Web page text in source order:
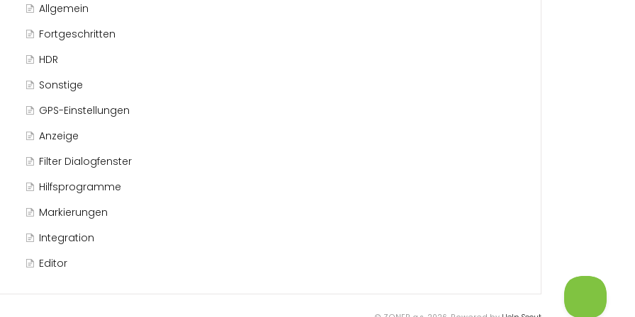
Allgemein
Fortgeschritten
HDR
Sonstige
GPS-Einstellungen
Anzeige
Filter Dialogfenster
Hilfsprogramme
Markierungen
Integration
Editor